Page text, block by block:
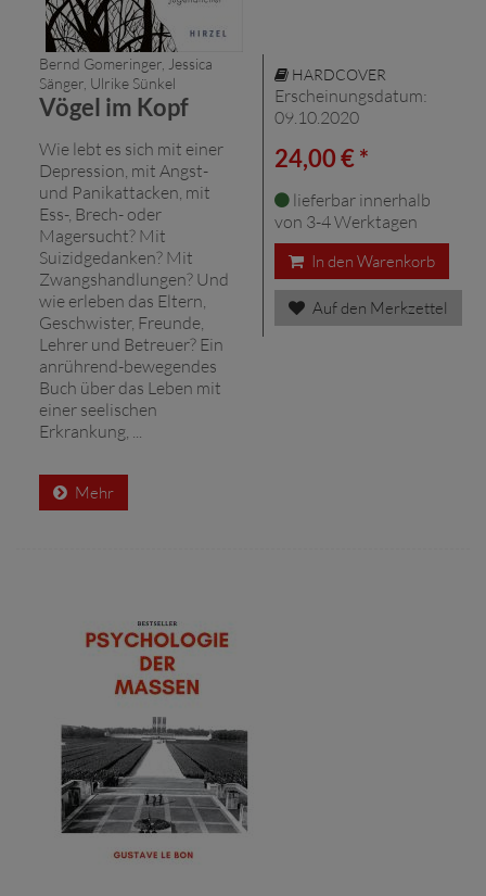
Bernd Gomeringer, Jessica
Sänger, Ulrike Sünkel
Vögel im Kopf
Wie lebt es sich mit einer
Depression, mit Angst-
und Panikattacken, mit
Ess-, Brech- oder
Magersucht? Mit
Suizidgedanken? Mit
Zwangshandlungen? Und
wie erleben das Eltern,
Geschwister, Freunde,
Lehrer und Betreuer? Ein
anrührend-bewegendes
Buch über das Leben mit
einer seelischen
Erkrankung, ...
Mehr
HARDCOVER
Erscheinungsdatum:
09.10.2020
24,00 € *
lieferbar innerhalb
von 3-4 Werktagen
In den Warenkorb
Auf den Merkzettel